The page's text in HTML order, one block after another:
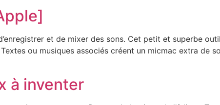
et de mixer des sons. Cet petit et superbe
ou musiques associés créent un micmac extra de
à inventer